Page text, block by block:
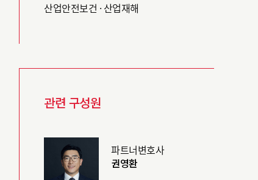
산업안전보건 · 산업재해
관련 구성원
파트너변호사
권영환